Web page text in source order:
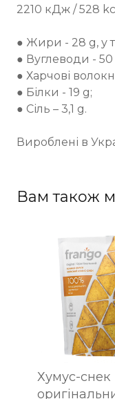
2210 кДж / 528
● Жири - 28 g, у
● Вуглеводи - 50
● Харчові
● Білки - 19 g;
● Сіль – 3,1 g.
Вироблені в
Вам також
Хумус-снек